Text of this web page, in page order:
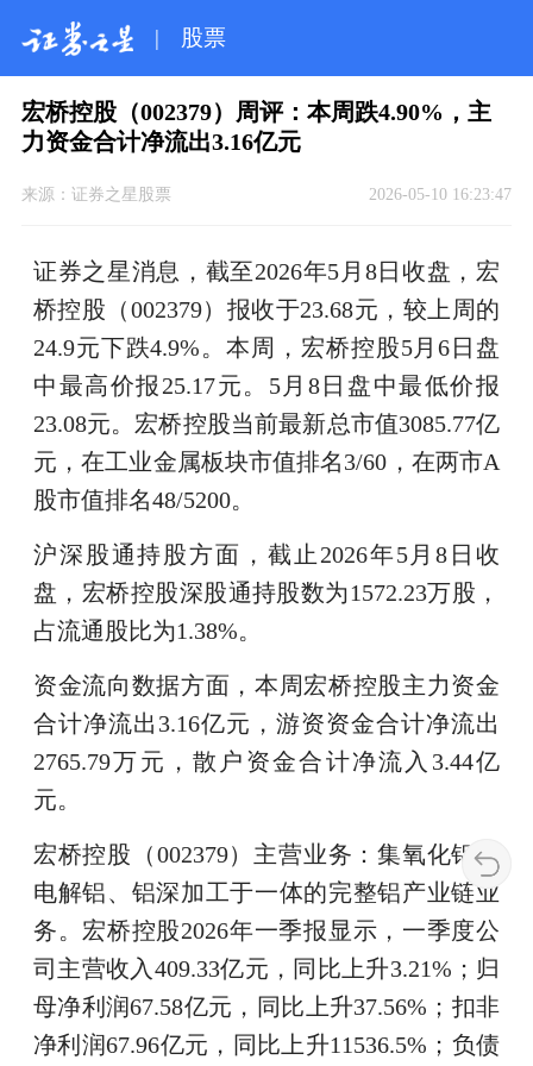
| 股票
宏桥控股（002379）周评：本周跌4.90%，主
力资金合计净流出3.16亿元
来源： 证券之星股票 2026-05-10 16:23:47
证券之星消息，截至2026年5月8日收盘，宏
桥控股（002379）报收于23.68元，较上周的
24.9元下跌4.9%。本周，宏桥控股5月6日盘
中最高价报25.17元。5月8日盘中最低价报
23.08元。宏桥控股当前最新总市值3085.77亿
元，在工业金属板块市值排名3/60，在两市A
股市值排名48/5200。
沪深股通持股方面，截止2026年5月8日收
盘，宏桥控股深股通持股数为1572.23万股，
占流通股比为1.38%。
资金流向数据方面，本周宏桥控股主力资金
合计净流出3.16亿元，游资资金合计净流出
2765.79万元，散户资金合计净流入3.44亿
元。
宏桥控股（002379）主营业务：集氧化铝、
电解铝、铝深加工于一体的完整铝产业链业
务。宏桥控股2026年一季报显示，一季度公
司主营收入409.33亿元，同比上升3.21%；归
母净利润67.58亿元，同比上升37.56%；扣非
净利润67.96亿元，同比上升11536.5%；负债